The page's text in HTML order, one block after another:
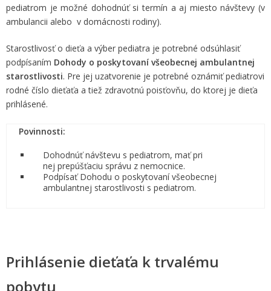
pediatrom je možné dohodnúť si termín a aj miesto návštevy (v
ambulancii alebo v domácnosti rodiny).
Starostlivosť o dieťa a výber pediatra je potrebné odsúhlasiť
podpísaním Dohody o poskytovaní všeobecnej ambulantnej
starostlivosti. Pre jej uzatvorenie je potrebné oznámiť pediatrovi
rodné číslo dieťaťa a tiež zdravotnú poisťovňu, do ktorej je dieťa
prihlásené.
Povinnosti:
Dohodnúť návštevu s pediatrom, mať pri
nej prepúšťaciu správu z nemocnice.
Podpísať Dohodu o poskytovaní všeobecnej
ambulantnej starostlivosti s pediatrom.
Prihlásenie dieťaťa k trvalému
pobytu